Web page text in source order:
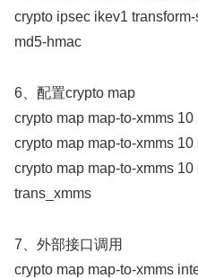
crypto ipsec ikev1
md5-hmac
6、配置crypto map
crypto map map-to-xmms
crypto map map-to-xmms
crypto map map-to-xmms
trans_xmms
7、外部接口调用
crypto map map-to-xmms